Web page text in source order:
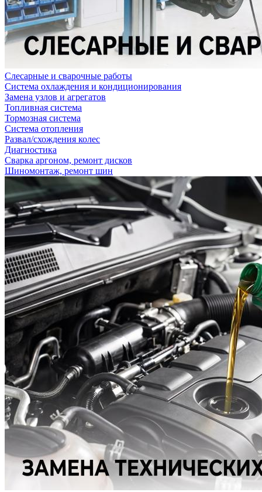
Слесарные и сварочные работы
Система охлаждения и кондиционирования
Замена узлов и агрегатов
Топливная система
Тормозная система
Система отопления
Развал/схождения колес
Диагностика
Сварка аргоном, ремонт дисков
Шиномонтаж, ремонт шин